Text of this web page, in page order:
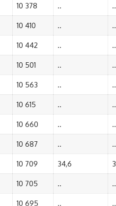
10 378 .. ..
10 410 .. ..
10 442 .. ..
10 501 .. ..
10 563 .. ..
10 615 .. ..
10 660 .. ..
10 687 .. ..
10 709 34,6
10 705 .. ..
10 695 .. ..